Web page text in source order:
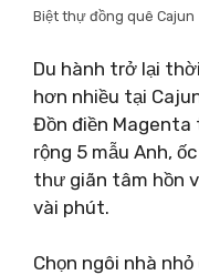
Biệt thự đồng quê Cajun
Du hành trở lại
hơn nhiều tại
Đồn điền Magenta
rộng 5 mẫu Anh,
thư giãn tâm hồn
vài phút.
Chọn ngôi nhà